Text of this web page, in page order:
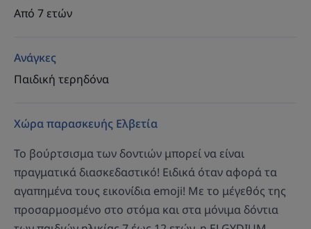
Από 7 ετών
Ανάγκες
Παιδική τερηδόνα
Χώρα παρασκευής Ελβετία
Το βούρτσισμα των δοντιών μπορεί να είναι
πραγματικά διασκεδαστικό! Ειδικά όταν αφορά τα
αγαπημένα τους εικονίδια emoji! Με το μέγεθός της
προσαρμοσμένο στο στόμα και στα μόνιμα δόντια